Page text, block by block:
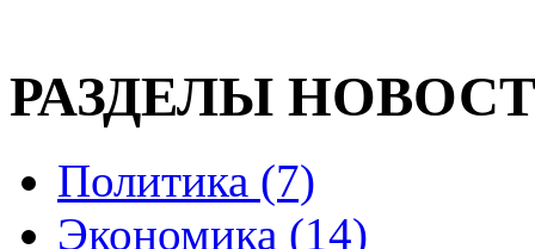
РАЗДЕЛЫ
Политика (7)
Экономика (14)